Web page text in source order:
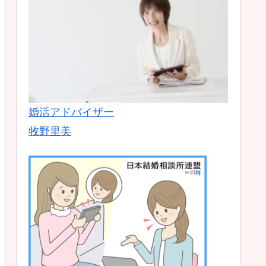
婚活アドバイザー
牧野里美